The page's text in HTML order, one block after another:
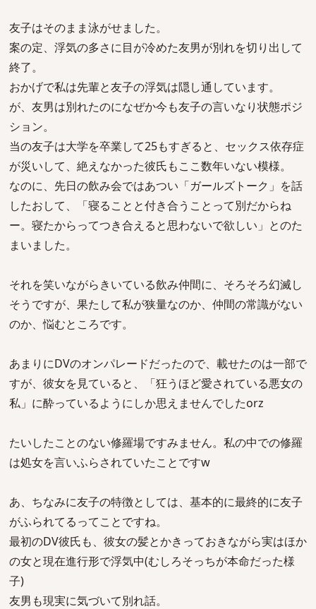
友子はそのまま泳がせました。
案の定、浮気の多さに目が冷めた友男が別れを切り出して
終了。
おかげで私は先輩と友子の浮気は隠し通しています。
が、友男は別れたのになぜか今も友子の言いなり状態ポジ
ション。
当の友子は大学を卒業して25もすぎると、セックス依存症
が災いして、絶えなかった彼氏もここ数年いない模様。
なのに、先日の飲み会ではあつい「ガールズトーク」を話
したおして、「寝ることと付き合うことって別だからね
ー。寝たからってつき合えると思わないで欲しい」とのた
まいました。
それを笑いながらきいている飲み仲間に、そろそろ幻滅し
そうですが、果たして私が狭量なのか、仲間の常識がない
のか、悩むところです。
あまりにDVのオンパレードだったので、載せたのは一部で
すが、彼女を見ていると、「狂うほど愛されている悪女の
私」に酔っているようにしか思えませんでしたorz
たいしたことのない修羅場ですみません。私の中での修羅
は処女を言いふらされていたことですw
あ、ちなみに友子の特徴としては、基本的に最終的に友子
がふられてるってことですね。
最初のDV彼氏も、彼女の髪とかきっておきながら実はほか
の女と現在進行形で浮気中(むしろそっちが本命だった様
子)
友男も現実に気づいて別れ話。